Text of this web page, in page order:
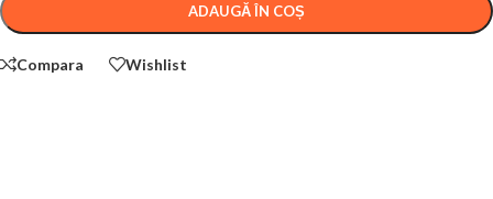
ADAUGĂ ÎN COȘ
Compara Wishlist